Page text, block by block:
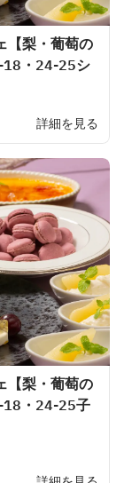
【梨・葡萄の
18・24-25シ
詳細を見る
【梨・葡萄の
18・24-25子